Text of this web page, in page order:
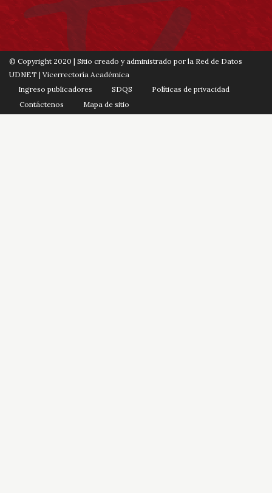
© Copyright 2020 | Sitio creado y administrado por la Red de Datos
UDNET | Vicerrectoría Académica
Ingreso publicadores
SDQS
Políticas de privacidad
Contáctenos
Mapa de sitio